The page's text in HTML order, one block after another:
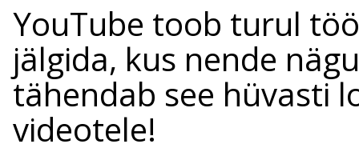
YouTube toob turul
jälgida, kus nende
tähendab see hüvasti
videotele!